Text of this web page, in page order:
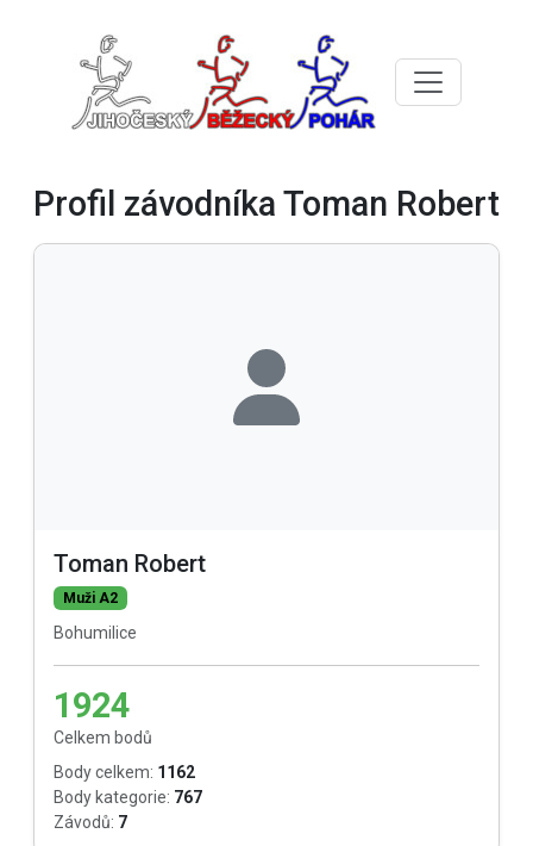
Profil závodníka Toman Robert
Toman Robert
Muži A2
Bohumilice
1924
Celkem bodů
Body celkem: 1162
Body kategorie: 767
Závodů: 7